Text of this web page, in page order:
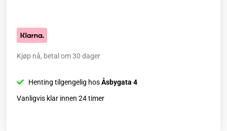
Kjøp nå, betal om 30 dager
Henting tilgengelig hosÅsbygata 4
Vanligvis klar innen 24 timer